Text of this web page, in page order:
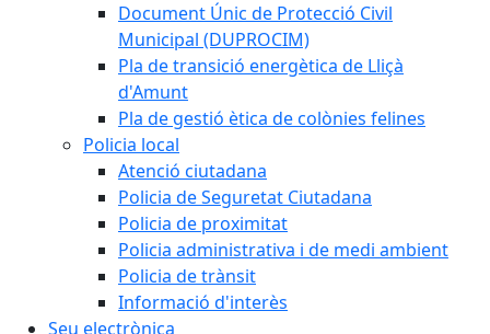
Document Únic de Protecció Civil
Municipal (DUPROCIM)
Pla de transició energètica de Lliçà
d'Amunt
Pla de gestió ètica de colònies felines
Policia local
Atenció ciutadana
Policia de Seguretat Ciutadana
Policia de proximitat
Policia administrativa i de medi ambient
Policia de trànsit
Informació d'interès
Seu electrònica